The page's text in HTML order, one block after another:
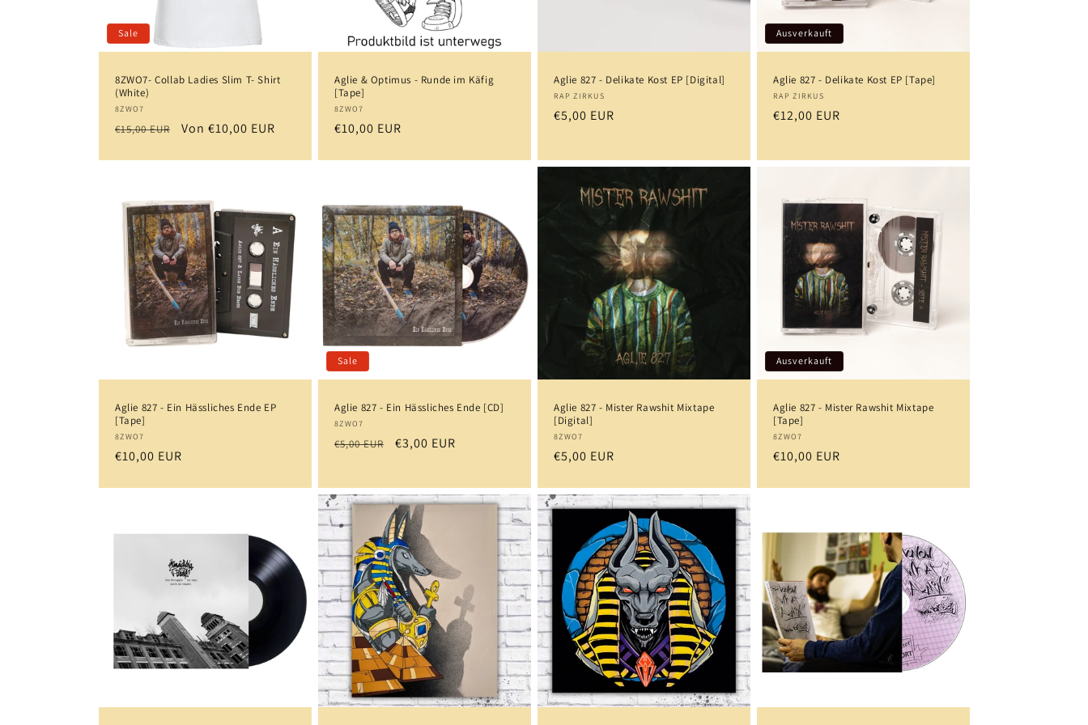
Sale
8ZWO7- Collab Ladies Slim T- Shirt
(White)
Anbieter:
8ZWO7
Normaler
€15,00 EUR Verkaufspreis
Von €10,00 EUR
Aglie & Optimus - Runde im Käfig
[Tape]
Anbieter:
8ZWO7
Normaler
€10,00 EUR
Aglie 827 - Delikate Kost EP [Digital]
Anbieter:
RAP ZIRKUS
Normaler
€5,00 EUR
Ausverkauft
Aglie 827 - Delikate Kost EP [Tape]
Anbieter:
RAP ZIRKUS
Normaler
€12,00 EUR
Aglie 827 - Ein Hässliches Ende EP
[Tape]
Anbieter:
8ZWO7
Normaler
€10,00 EUR
Sale
Aglie 827 - Ein Hässliches Ende [CD]
Anbieter:
8ZWO7
Normaler
€5,00 EUR Verkaufspreis
€3,00 EUR
Aglie 827 - Mister Rawshit Mixtape
[Digital]
Anbieter:
8ZWO7
Normaler
€5,00 EUR
Ausverkauft
Aglie 827 - Mister Rawshit Mixtape
[Tape]
Anbieter:
8ZWO7
Normaler
€10,00 EUR